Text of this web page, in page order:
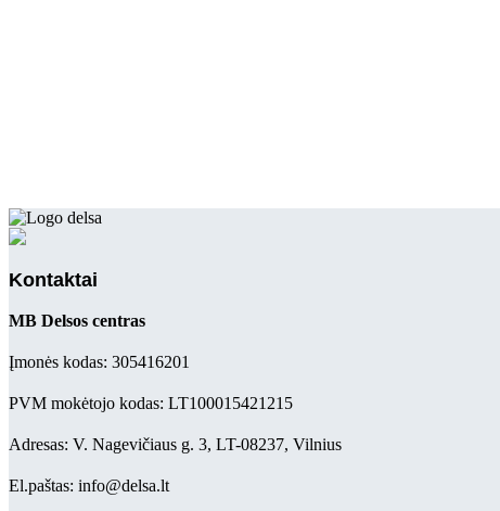
Kontaktai
MB Delsos centras
Įmonės kodas: 305416201
PVM mokėtojo kodas: LT100015421215
Adresas: V. Nagevičiaus g. 3, LT-08237, Vilnius
El.paštas: info@delsa.lt